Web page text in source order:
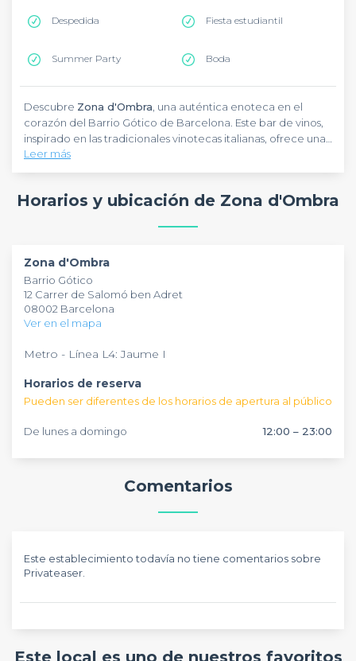
Despedida Fiesta estudiantil
Summer Party Boda
Descubre Zona d'Ombra , una auténtica enoteca en el
corazón del Barrio Gótico de Barcelona. Este bar de vinos,
inspirado en las tradicionales vinotecas italianas, ofrece una
selección excepcional de más de 200 vinos nacionales e
internacionales. Disfruta de catas guiadas, maridajes
acogedor con música en vivo los domingos. Especialización
Leer más
Horarios y ubicación de Zona d'Ombra
Zona d'Ombra
Barrio Gótico
12 Carrer de Salomó ben Adret
08002 Barcelona
Ver en el mapa
Metro - Línea L4: Jaume I
Horarios de reserva
Pueden ser diferentes de los horarios de apertura al público
De lunes a domingo 12:00 – 23:00
Comentarios
Este establecimiento todavía no tiene comentarios sobre
Privateaser.
Este local es uno de nuestros favoritos